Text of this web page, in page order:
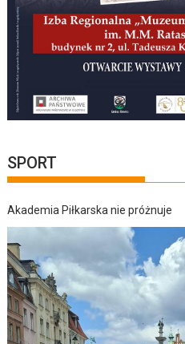
SPORT
Akademia Piłkarska nie próżnuje